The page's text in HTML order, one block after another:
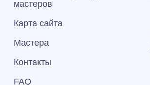
мастеров
Карта сайта
Мастера
Контакты
FAQ